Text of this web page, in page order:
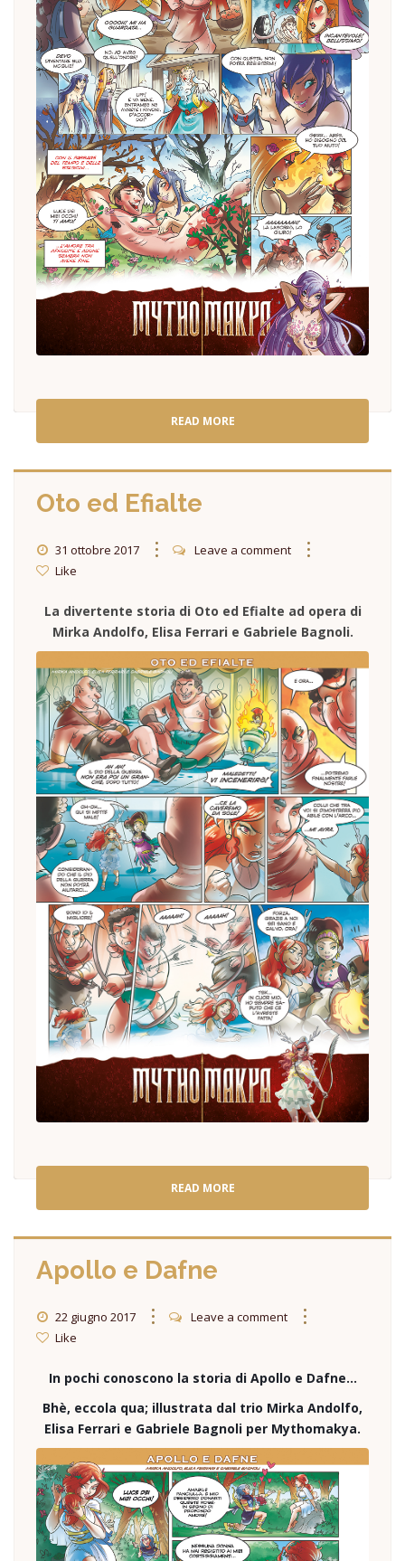
READ MORE
Oto ed Efialte
31 ottobre 2017
Leave a comment
Like
La divertente storia di Oto ed Efialte ad opera di
Mirka Andolfo, Elisa Ferrari e Gabriele Bagnoli.
READ MORE
Apollo e Dafne
22 giugno 2017
Leave a comment
Like
In pochi conoscono la storia di Apollo e Dafne…
Bhè, eccola qua; illustrata dal trio Mirka Andolfo,
Elisa Ferrari e Gabriele Bagnoli per Mythomakya.